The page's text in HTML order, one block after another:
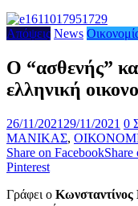
Απόψεις News
Ο “ασθενής”
ελληνική
26/11/2021 29/11/2021 0
ΜΑΝΙΚΑΣ,
Share on Facebook
Pinterest
Γράφει ο